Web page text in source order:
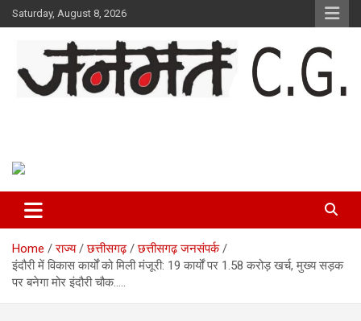
Skip
to
Saturday, August 8, 2026
Home राज्य छत्तीसगढ़
छत्तीसगढ़ जनसंपर्क
इंदौरी में विकास कार्यों को मिली मंजूरी: 19 कार्यों पर 1.58 करोड़ खर्च, मुख्य सड़क
पर बनेगा मोर इंदौरी चौक…..